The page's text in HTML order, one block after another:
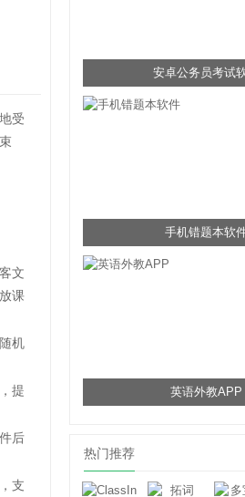
受
文
课
机
提
后
支
安卓公务员考试
手机错题本软
英语外教APP
热门推荐